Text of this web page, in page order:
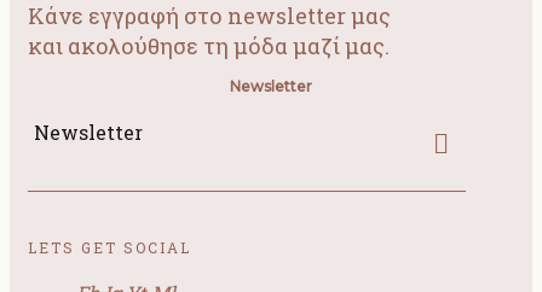
Κάνε εγγραφή στο newsletter μας
και ακολούθησε τη μόδα μαζί μας.
Newsletter
Newsletter
LETS GET SOCIAL